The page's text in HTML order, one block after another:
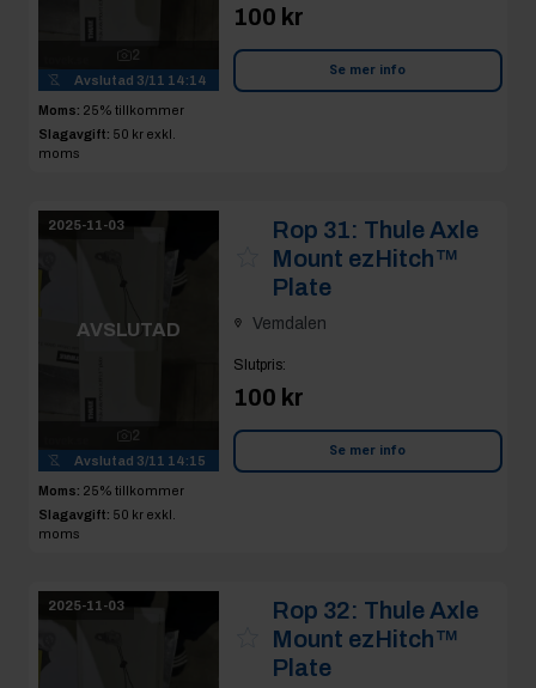
2
Avslutad 3/11 14:14
Moms: 25% tillkommer
Slagavgift: 50 kr exkl.
moms
100 kr
Se mer info
2025-11-03
AVSLUTAD
2
Avslutad 3/11 14:15
Moms: 25% tillkommer
Slagavgift: 50 kr exkl.
moms
Rop 31: Thule Axle
Mount ezHitch™
Plate
Vemdalen
Slutpris:
100 kr
Se mer info
2025-11-03 Rop 32: Thule Axle
Mount ezHitch™
Plate